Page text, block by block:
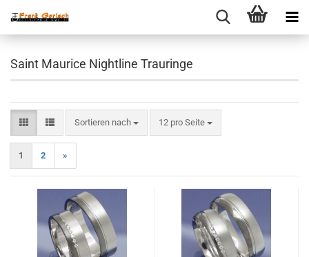
Saint Maurice Nightline Trauringe
Sortieren nach
Sortieren nach 12 pro Seite
pro Seite
1 2 »